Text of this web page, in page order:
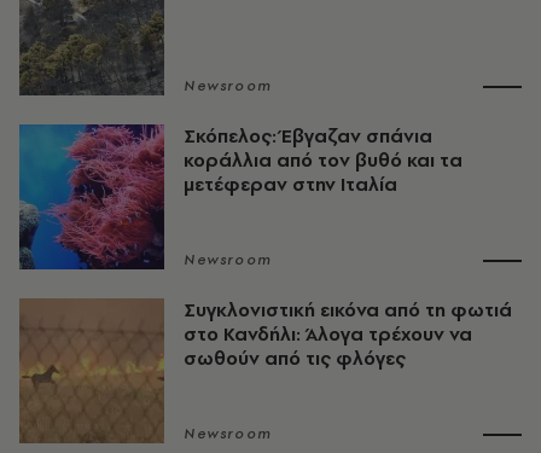
Newsroom
Σκόπελος: Έβγαζαν σπάνια
κοράλλια από τον βυθό και τα
μετέφεραν στην Ιταλία
Newsroom
Συγκλονιστική εικόνα από τη φωτιά
στο Κανδήλι: Άλογα τρέχουν να
σωθούν από τις φλόγες
Newsroom